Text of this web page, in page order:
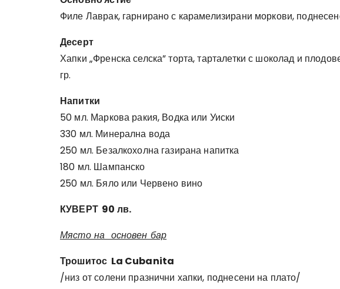
Филе Лаврак, гарнирано с карамелизирани моркови,
Десерт
Хапки „Френска селска” торта, тарталетки с шоколад и
гр.
Напитки
50 мл. Маркова ракия, Водка или Уиски
330 мл. Минерална вода
250 мл. Безалкохолна газирана напитка
180 мл. Шампанско
250 мл. Бяло или Червено вино
КУВЕРТ 90 лв.
Място на основен бар
Трошитос La Cubanita
/низ от солени празнични хапки, поднесени на плато/